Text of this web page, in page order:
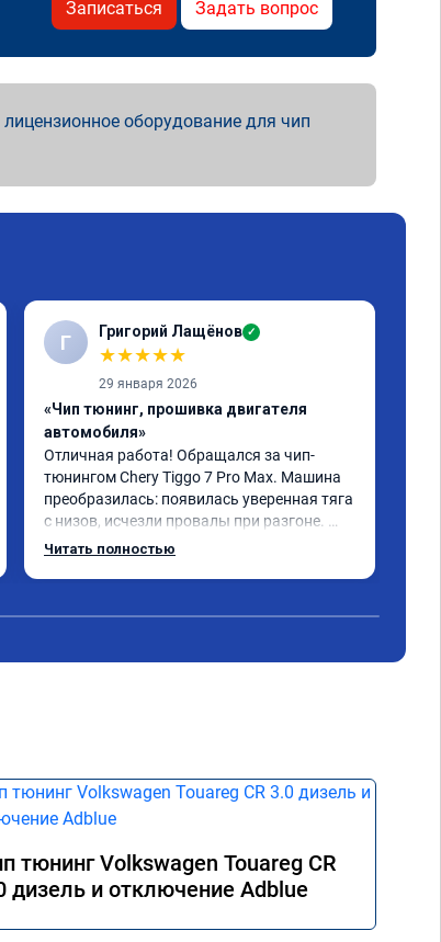
Записаться Задать вопрос
оборудование для чип
Г Григорий Лащёнов ✓
★★★★★
29 января 2026
«Чип тюнинг, прошивка двигателя
автомобиля»
Отличная работа! Обращался за чип-
тюнингом Chery Tiggo 7 Pro Max. Машина
преобразилась: появилась уверенная тяга
с низов, исчезли провалы при разгоне.
Расход в спокойном режиме даже немного
Читать полностью
тюнинг Volkswagen Touareg CR
дизель и отключение Adblue